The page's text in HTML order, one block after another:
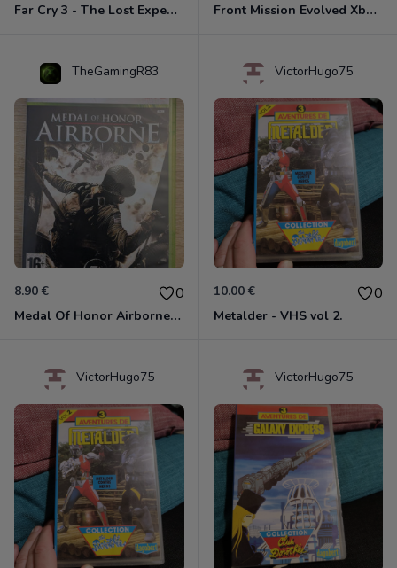
Far Cry 3 - The Lost Expeditions - Edition Spéciale Xbox 360 Front Mission Evolved Xbox 360
TheGamingR83
8.90 € 0
Medal Of Honor Airborne Xbox 360
VictorHugo75
10.00 € 0
Metalder - VHS vol 2.
VictorHugo75 VictorHugo75